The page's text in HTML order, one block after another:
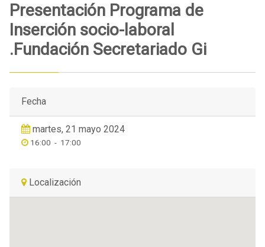
Presentación Programa de
Inserción socio-laboral
.Fundación Secretariado Gi
Fecha
martes, 21 mayo 2024
16:00 - 17:00
Localización